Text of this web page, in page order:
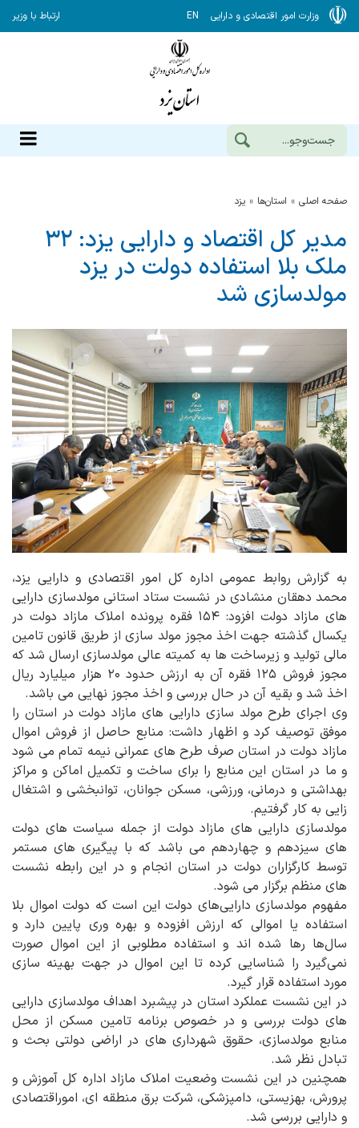
وزارت امور اقتصادی و دارایی EN ارتباط با وزیر
صفحه اصلی استان‌ها يزد
مدیر کل اقتصاد و دارایی یزد: ۳۲
ملک بلا استفاده دولت در یزد
مولدسازی شد
به گزارش روابط عمومی اداره کل امور اقتصادی و دارایی یزد،
محمد دهقان منشادی در نشست ستاد استانی مولدسازی دارایی
های مازاد دولت افزود: ۱۵۴ فقره پرونده املاک مازاد دولت در
یکسال گذشته جهت اخذ مجوز مولد سازی از طریق قانون تامین
مالی تولید و زیرساخت ها به کمیته عالی مولدسازی ارسال شد که
مجوز فروش ۱۲۵ فقره آن به ارزش حدود ۲۰ هزار میلیارد ریال
اخذ شد و بقیه آن در حال بررسی و اخذ مجوز نهایی می باشد.
وی اجرای طرح مولد سازی دارایی های مازاد دولت در استان را
موفق توصیف کرد و اظهار داشت: منابع حاصل از فروش اموال
مازاد دولت در استان صرف طرح های عمرانی نیمه تمام می شود
و ما در استان این منابع را برای ساخت و تکمیل اماکن و مراکز
بهداشتی و درمانی، ورزشی، مسکن جوانان، توانبخشی و اشتغال
زایی به کار گرفتیم.
مولدسازی دارایی های مازاد دولت از جمله سیاست های دولت
های سیزدهم و چهاردهم می باشد که با پیگیری های مستمر
توسط کارگزاران دولت در استان انجام و در این رابطه نشست
های منظم برگزار می شود.
مفهوم مولدسازی دارایی‌های دولت این است که دولت اموال بلا
استفاده‌ یا اموالی که ارزش افزوده و بهره وری پایین دارد و
سال‌ها رها شده اند و استفاده مطلوبی از این اموال صورت
نمی‌گیرد را شناسایی کرده تا این اموال در جهت بهینه سازی
مورد استفاده قرار گیرد.
در این نشست عملکرد استان در پیشبرد اهداف مولدسازی دارایی
های دولت بررسی و در خصوص برنامه تامین مسکن از محل
منابع مولدسازی، حقوق شهرداری های در اراضی دولتی بحث و
تبادل نظر شد.
همچنین در این نشست وضعیت املاک مازاد اداره کل آموزش و
پرورش، بهزیستی، دامپزشکی، شرکت برق منطقه ای، اموراقتصادی
و دارایی بررسی شد.